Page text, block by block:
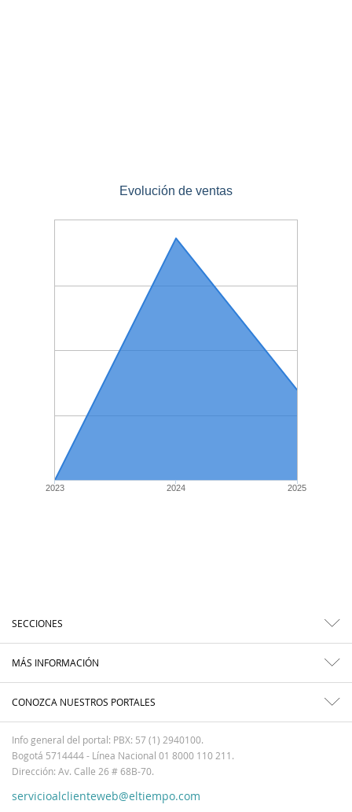
Evolución de ventas
2023 2024 2025
SECCIONES
MÁS INFORMACIÓN
CONOZCA NUESTROS PORTALES
Info general del portal: PBX: 57 (1) 2940100.
Bogotá 5714444 - Línea Nacional 01 8000 110 211.
Dirección: Av. Calle 26 # 68B-70.
servicioalclienteweb@eltiempo.com